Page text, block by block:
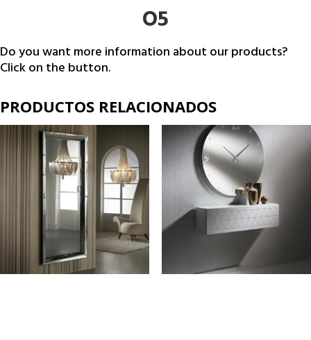
O5
Do you want more information about our products?
Click on the button.
PRODUCTOS RELACIONADOS